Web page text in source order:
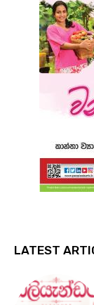
LATEST